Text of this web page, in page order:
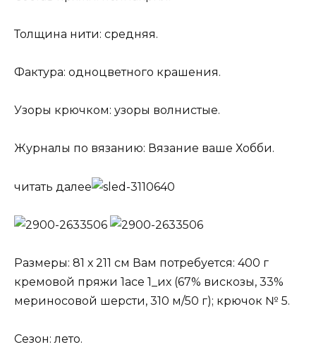
Толщина нити: средняя.
Фактура: одноцветного крашения.
Узоры крючком: узоры волнистые.
Журналы по вязанию: Вязание ваше Хобби.
читать далее
Размеры: 81 х 211 см Вам потребуется: 400 г
кремовой пряжи 1асе 1_их (67% вискозы, 33%
мериносовой шерсти, 310 м/50 г); крючок № 5.
Сезон: лето.